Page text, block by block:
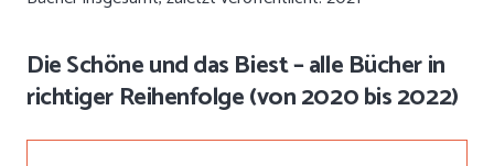
Die Schöne und das Biest – alle Bücher in
richtiger Reihenfolge (von 2020 bis 2022)